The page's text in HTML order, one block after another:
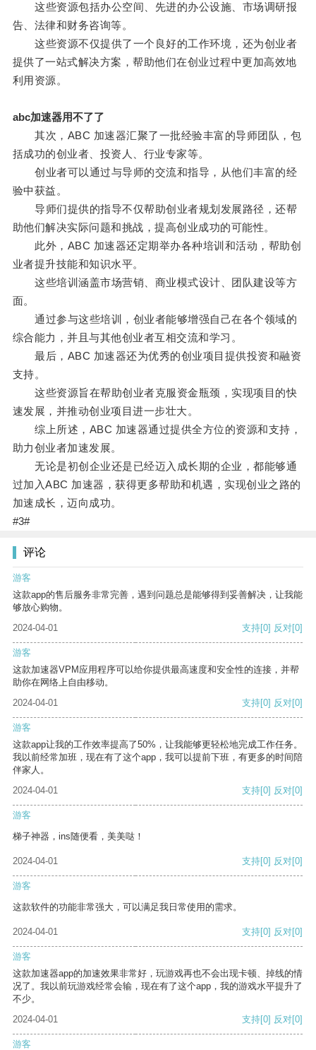
这些资源包括办公空间、先进的办公设施、市场调研报
告、法律和财务咨询等。
这些资源不仅提供了一个良好的工作环境，还为创业者
提供了一站式解决方案，帮助他们在创业过程中更加高效地
利用资源。
abc加速器用不了了
其次，ABC 加速器汇聚了一批经验丰富的导师团队，包
括成功的创业者、投资人、行业专家等。
创业者可以通过与导师的交流和指导，从他们丰富的经
验中获益。
导师们提供的指导不仅帮助创业者规划发展路径，还帮
助他们解决实际问题和挑战，提高创业成功的可能性。
此外，ABC 加速器还定期举办各种培训和活动，帮助创
业者提升技能和知识水平。
这些培训涵盖市场营销、商业模式设计、团队建设等方
面。
通过参与这些培训，创业者能够增强自己在各个领域的
综合能力，并且与其他创业者互相交流和学习。
最后，ABC 加速器还为优秀的创业项目提供投资和融资
支持。
这些资源旨在帮助创业者克服资金瓶颈，实现项目的快
速发展，并推动创业项目进一步壮大。
综上所述，ABC 加速器通过提供全方位的资源和支持，
助力创业者加速发展。
无论是初创企业还是已经迈入成长期的企业，都能够通
过加入ABC 加速器，获得更多帮助和机遇，实现创业之路的
加速成长，迈向成功。
#3#
评论
游客
这款app的售后服务非常完善，遇到问题总是能够得到妥善解决，让我能
够放心购物。
2024-04-01
支持[0] 反对[0]
游客
这款加速器VPM应用程序可以给你提供最高速度和安全性的连接，并帮
助你在网络上自由移动。
2024-04-01
支持[0] 反对[0]
游客
这款app让我的工作效率提高了50%，让我能够更轻松地完成工作任务。
我以前经常加班，现在有了这个app，我可以提前下班，有更多的时间陪
伴家人。
2024-04-01
支持[0] 反对[0]
游客
梯子神器，ins随便看，美美哒！
2024-04-01 支持[0] 反对[0]
游客
这款软件的功能非常强大，可以满足我日常使用的需求。
2024-04-01 支持[0] 反对[0]
游客
这款加速器app的加速效果非常好，玩游戏再也不会出现卡顿、掉线的情
况了。我以前玩游戏经常会输，现在有了这个app，我的游戏水平提升了
不少。
2024-04-01
支持[0] 反对[0]
游客